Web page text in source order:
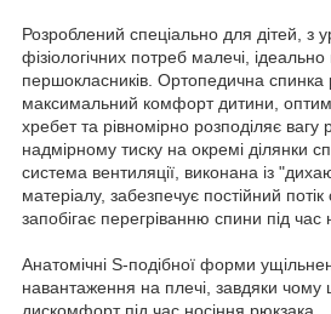
Розроблений спеціально для дітей, з
фізіологічних потреб малечі,
першокласників. Ортопедична спинка
максимальний комфорт дитини,
хребет та рівномірно розподіляє вагу
надмірному тиску на окремі ділянки
система вентиляції, виконана із
матеріалу, забезпечує постійний
запобігає перегріванню спини під час
Анатомічні S-подібної форми
навантаження на плечі, завдяки чому
дискомфорт під час носіння рюкзака.